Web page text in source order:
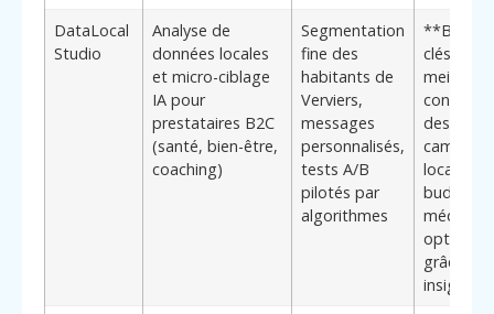
DataLocal
Studio
Analyse de
données locales
et micro-ciblage
IA pour
prestataires B2C
(santé, bien-être,
coaching)
Segmentation
fine des
habitants de
Verviers,
messages
personnalisés,
tests A/B
pilotés par
algorithmes
clés :**
meilleure
des
locales,
budget
média
optimisé
grâce aux
insights